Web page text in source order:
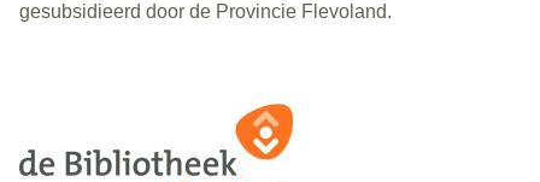
gesubsidieerd door de Provincie Flevoland.